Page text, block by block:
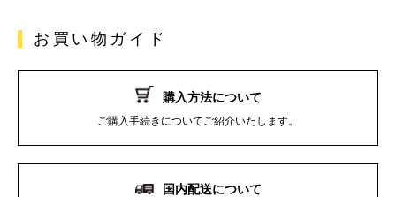
お買い物ガイド
購入方法について
ご購入手続きについてご紹介いたします。
国内配送について